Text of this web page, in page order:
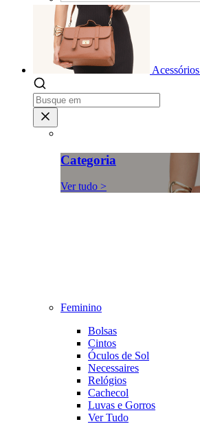
Acessórios
Categoria
Ver tudo >
Feminino
Bolsas
Cintos
Óculos de Sol
Necessaires
Relógios
Cachecol
Luvas e Gorros
Ver Tudo